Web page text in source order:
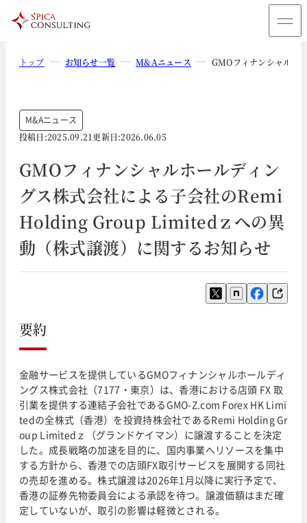
トップ お知らせ一覧 M&Aニュース GMOフィナンシャルホ
M&Aニュース
投稿日:2025.09.21更新日:2026.06.05
GMOフィナンシャルホールディン
グス株式会社による子会社のRemi
Holding Group Limitedｚへの異
動（株式譲渡）に関するお知らせ
要約
金融サービスを提供しているGMOフィナンシャルホールディ
ングス株式会社（7177・東京）は、香港における店頭 FX 取
引業を提供する連結子会社であるGMO-Z.com Forex HK Limi
tedの全株式（香港）を投資持株会社であるRemi Holding Gr
oup Limitedｚ（グランドケイマン）に譲渡することを決定
した。成長戦略の加速を目的に、国内事業へリソースを集中
する方針から、香港での店頭FX取引サービスを展開する同社
の売却を進める。株式譲渡は2026年1月以降に実行予定で、
香港の証券先物委員会による承認を待つ。譲渡価額はまだ確
定していないが、取引の影響は軽微とされる。